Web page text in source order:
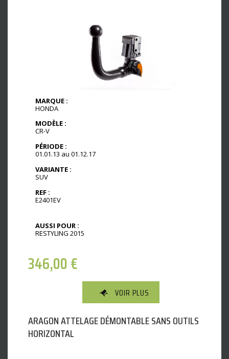
MARQUE :
HONDA
MODÈLE :
CR-V
PÉRIODE :
01.01.13 au 01.12.17
VARIANTE :
SUV
REF :
E2401EV
AUSSI POUR :
RESTYLING 2015
346,00€
VOIR PLUS
ARAGON ATTELAGE DÉMONTABLE SANS OUTILS
HORIZONTAL